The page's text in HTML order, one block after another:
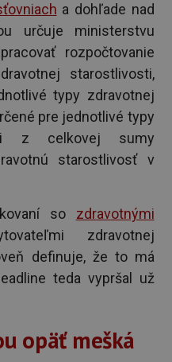
a dohľade nad
určuje ministerstvu
rozpočtovanie
starostlivosti,
typy zdravotnej
pre jednotlivé typy
z celkovej sumy
starostlivosť v
so zdravotnými
zdravotnej
definuje, že to má
teda vypršal už
opäť mešká